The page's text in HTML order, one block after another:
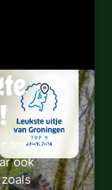
andere
ook